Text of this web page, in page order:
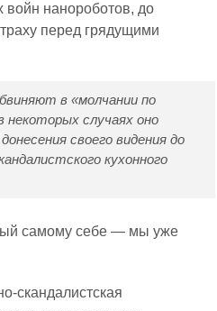
войн нанороботов, до
перед грядущими
в «молчании по
случаях оно
своего видения до
кухонного
самому себе — мы уже
скандалистская